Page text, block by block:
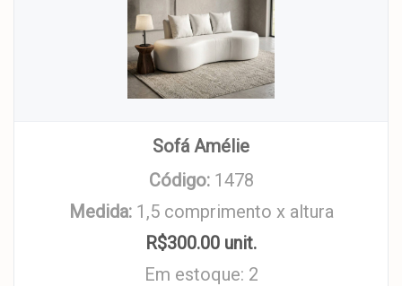
Sofá Amélie
Código: 1478
Medida: 1,5 comprimento x altura
R$300.00 unit.
Em estoque: 2